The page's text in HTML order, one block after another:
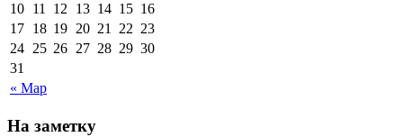
« Мар
10 11 12 13 14 15 16
17 18 19 20 21 22 23
24 25 26 27 28 29 30
31
На заметку